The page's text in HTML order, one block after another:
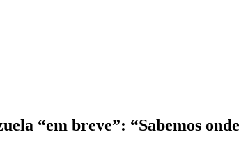
“em breve”: “Sabemos